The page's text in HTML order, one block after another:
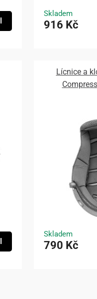
Skladem
916 Kč
Lícnice a
Skladem
790 Kč